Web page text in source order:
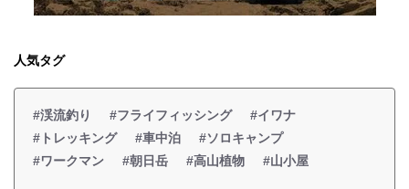
人気タグ
#渓流釣り #フライフィッシング
#イワナ
#トレッキング
#車中泊
#ソロキャンプ
#ワークマン
#朝日岳 #高山植物 #山小屋